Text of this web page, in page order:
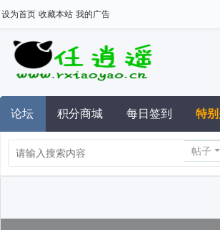
设为首页 收藏本站 我的广告
论坛 积分商城 每日签到 特
帖子